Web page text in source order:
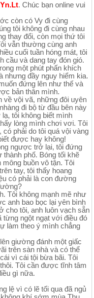
. Chúc bạn online vui
còn có Vy đi cùng
tôi không đi cùng nhau
thay đổi, còn mọi thứ tôi
vẫn thường cùng anh
cuối tuần hóng mát, tôi
cầu và dang tay đón gió.
một phút phấn khích
nhưng đầy nguy hiểm kia.
đứng lên như thế và
bản thân mình.
về vội vã, những đôi uyên
đi bộ từ đầu bên này
tôi không biết mình
lòng mình chơi vơi. Tôi
phải do tôi quá vội vàng
được hay không!
ngược trở lại, tôi đứng
phố. Bóng tối khẽ
mông buồn vô tận. Tôi
tay, tôi thấy hoang
có phải là con đường
Tôi không mạnh mẽ như
anh bao bọc lại yên bình
cho tôi, anh luôn vạch sẵn
từng ngột ngạt với điều đó
làm theo ý mình chẳng
giường đánh một giấc
trên sàn nhà và có thể
vì cái tội bừa bãi. Tôi
Tôi cần được tĩnh tâm
gì nữa.
lệ vì có lẽ tối qua đã ngủ